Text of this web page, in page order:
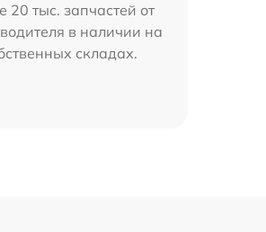
20 тыс. запчастей от
в наличии на
складах.